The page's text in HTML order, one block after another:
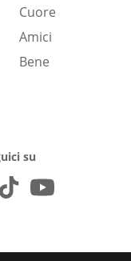
Cuore
Amici
Bene
su